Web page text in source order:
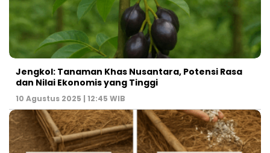
Jengkol: Tanaman Khas Nusantara, Potensi Rasa
dan Nilai Ekonomis yang Tinggi
10 Agustus 2025 | 12:45 WIB